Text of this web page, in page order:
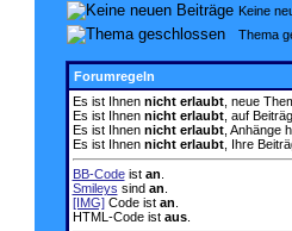
Keine
Thema
Forumregeln
Es ist Ihnen nicht erlaubt, neue
Es ist Ihnen nicht erlaubt, auf
Es ist Ihnen nicht erlaubt, Anhänge
Es ist Ihnen nicht erlaubt, Ihre
BB-Codeist an
Smileys sind an
[IMG]Code ist an
HTML-Code ist aus.